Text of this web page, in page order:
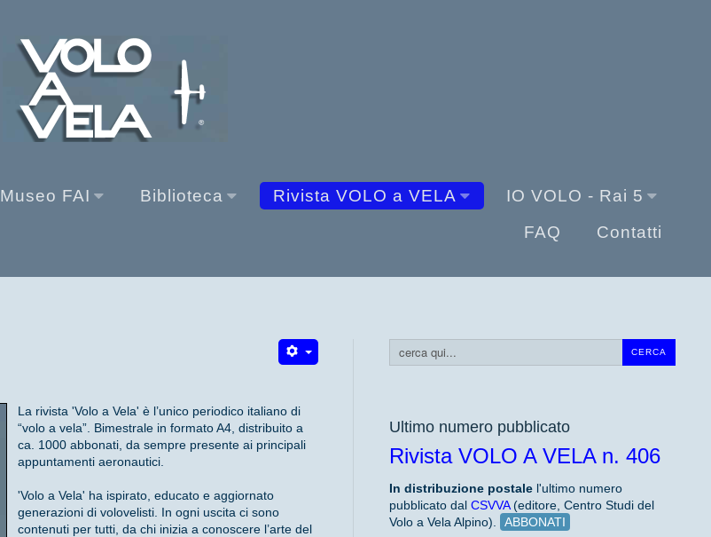
Museo FAI Biblioteca Rivista VOLO a VELA
IO VOLO - Rai 5
FAQ
Contatti
CERCA
Cerca...
Ultimo numero pubblicato
Rivista VOLO A VELA n. 406
In distribuzione postalel'ultimo numero
pubblicato dal CSVVA(editore, Centro Studi del
Volo a Vela Alpino).
ABBONATI
La rivista 'Volo a Vela' è l’unico periodico italiano di
“volo a vela”. Bimestrale in formato A4, distribuito a
ca. 1000 abbonati, da sempre presente ai principali
appuntamenti aeronautici.
'Volo a Vela' ha ispirato, educato e aggiornato
generazioni di volovelisti. In ogni uscita ci sono
contenuti per tutti, da chi inizia a conoscere l’arte del